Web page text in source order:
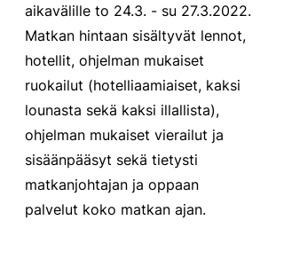
aikavälille to 24.3. - su 27.3.2022.
Matkan hintaan sisältyvät lennot,
hotellit, ohjelman mukaiset
ruokailut (hotelliaamiaiset, kaksi
lounasta sekä kaksi illallista),
ohjelman mukaiset vierailut ja
sisäänpääsyt sekä tietysti
matkanjohtajan ja oppaan
palvelut koko matkan ajan.